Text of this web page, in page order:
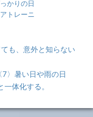
かりの日
トレーニ
も、意外と知らない
〉暑い日や雨の日
一体化する。